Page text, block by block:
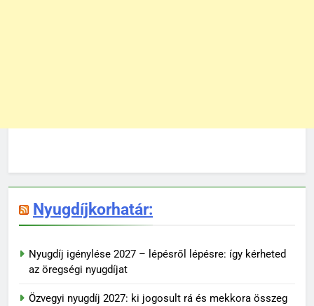
Nyugdíjkorhatár:
Nyugdíj igénylése 2027 – lépésről lépésre: így kérheted
az öregségi nyugdíjat
Özvegyi nyugdíj 2027: ki jogosult rá és mekkora összeg